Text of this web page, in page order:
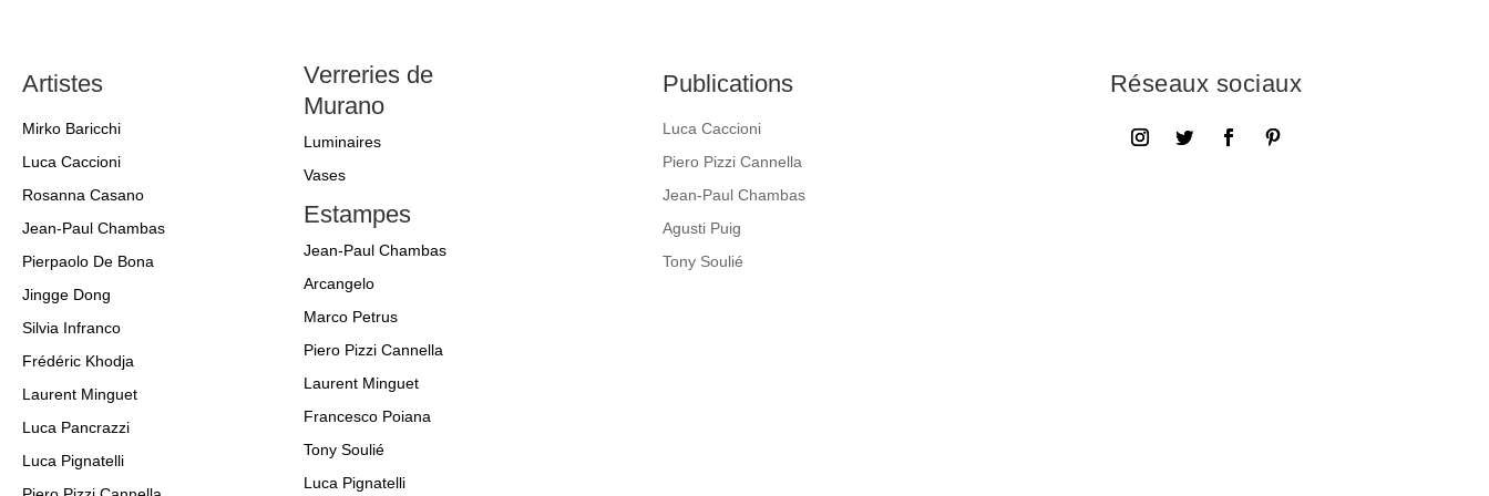
Artistes
Mirko Baricchi
Luca Caccioni
Rosanna Casano
Jean-Paul Chambas
Pierpaolo De Bona
Jingge Dong
Silvia Infranco
Frédéric Khodja
Laurent Minguet
Luca Pancrazzi
Luca Pignatelli
Verreries de
Murano
Luminaires
Vases
Estampes
Jean-Paul Chambas
Arcangelo
Marco Petrus
Piero Pizzi Cannella
Laurent Minguet
Francesco Poiana
Tony Soulié
Luca Pignatelli
Publications
Luca Caccioni
Piero Pizzi Cannella
Jean-Paul Chambas
Agusti Puig
Tony Soulié
Réseaux sociaux